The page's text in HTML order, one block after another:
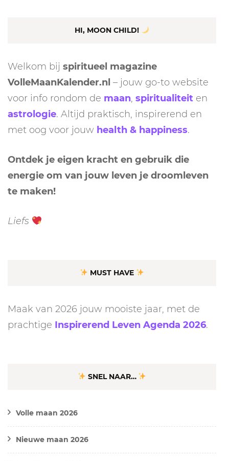
HI, MOON CHILD!
Welkom bij spiritueel magazine
VolleMaanKalender.nl – jouw go-to website
voor info rondom de maan, spiritualiteit en
astrologie. Altijd praktisch, inspirerend en
met oog voor jouw health & happiness.
Ontdek je eigen kracht en gebruik die
energie om van jouw leven je droomleven
te maken!
Liefs
MUST HAVE
Maak van 2026 jouw mooiste jaar, met de
prachtige Inspirerend Leven Agenda 2026.
SNEL NAAR…
Volle maan 2026
Nieuwe maan 2026